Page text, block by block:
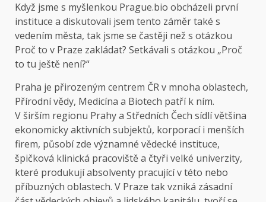
Když jsme s myšlenkou Prague.bio obcházeli první
instituce a diskutovali jsem tento záměr také s
vedením města, tak jsme se častěji než s otázkou
Proč to v Praze zakládat? Setkávali s otázkou „Proč
to tu ještě není?“
Praha je přirozeným centrem ČR v mnoha oblastech,
Přírodní vědy, Medicína a Biotech patří k ním.
V širším regionu Prahy a Středních Čech sídlí většina
ekonomicky aktivních subjektů, korporací i menších
firem, působí zde významné vědecké instituce,
špičková klinická pracoviště a čtyři velké univerzity,
které produkují absolventy pracující v této nebo
příbuzných oblastech. V Praze tak vzniká zásadní